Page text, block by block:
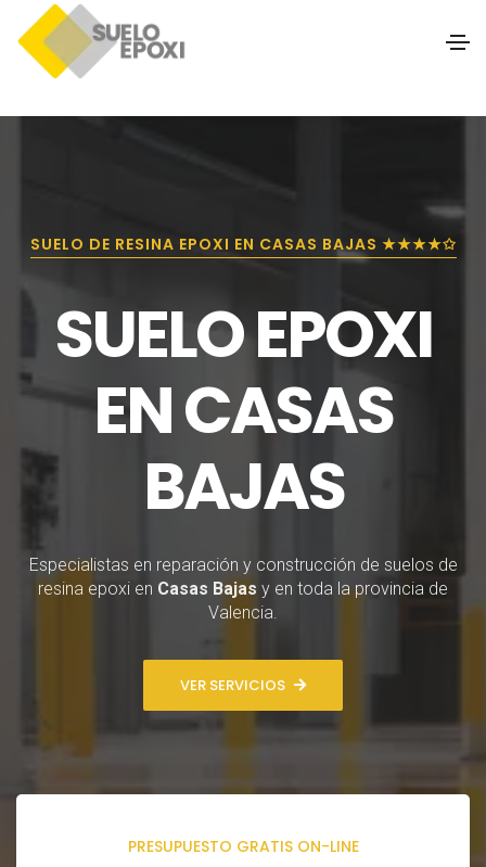
SUELO DE RESINA EPOXI EN CASAS BAJAS ★★★★✩
SUELO EPOXI
EN CASAS
BAJAS
Especialistas en reparación y construcción de suelos de
resina epoxi en Casas Bajas y en toda la provincia de
Valencia.
VER SERVICIOS
PRESUPUESTO GRATIS ON-LINE